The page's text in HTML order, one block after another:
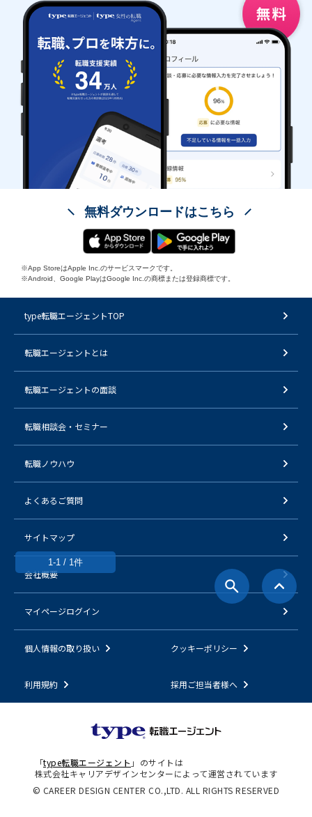
1-1 / 1件
無料ダウンロードはこちら
※App StoreはApple Inc.のサービスマークです。
※Android、Google PlayはGoogle Inc.の商標または登録商標です。
type転職エージェントTOP
転職エージェントとは
転職エージェントの面談
転職相談会・セミナー
転職ノウハウ
よくあるご質問
サイトマップ
会社概要
マイページログイン
個人情報の取り扱い クッキーポリシー
利用規約 採用ご担当者様へ
「type転職エージェント 」のサイトは
株式会社キャリアデザインセンターによって運営されています
© CAREER DESIGN CENTER CO.,LTD. ALL RIGHTS RESERVED